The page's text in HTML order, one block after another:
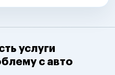
услуги
с авто